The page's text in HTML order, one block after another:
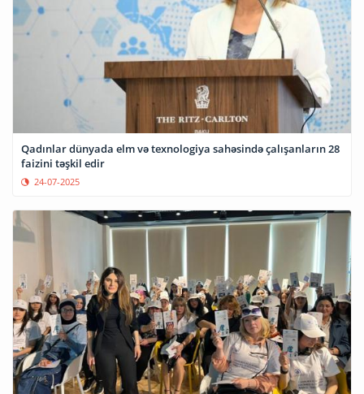
Qadınlar dünyada elm və texnologiya sahəsində çalışanların 28
faizini təşkil edir
24-07-2025